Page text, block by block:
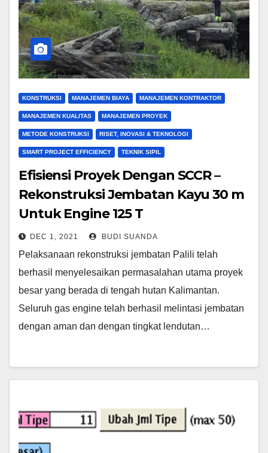
KONSTRUKSI MANAJEMEN BIAYA MANAJEMEN KONTRAKTOR
MANAJEMEN KUALITAS MANAJEMEN PROYEK
METODE KONSTRUKSI RISET, INOVASI & TEKNOLOGI
SMART PROJECT EFFICIENCY TEKNIK SIPIL
Efisiensi Proyek Dengan SCCR –
Rekonstruksi Jembatan Kayu 30 m
Untuk Engine 125 T
DEC 1, 2021 BUDI SUANDA
Pelaksanaan rekonstruksi jembatan Palili telah
berhasil menyelesaikan permasalahan utama proyek
besar yang berada di tengah hutan Kalimantan.
Seluruh gas engine telah berhasil melintasi jembatan
dengan aman dan dengan tingkat lendutan…